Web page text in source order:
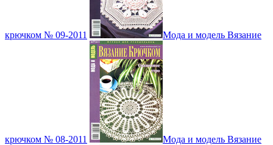
крючком № 09-2011 Мода и модель Вязание
крючком № 08-2011 Мода и модель Вязание